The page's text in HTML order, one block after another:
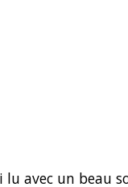
avec un beau